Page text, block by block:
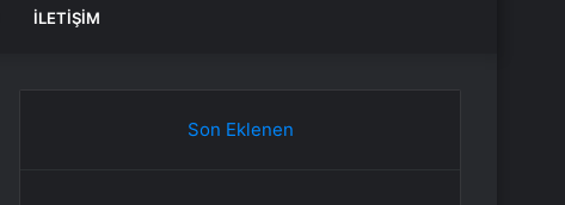
İLETIŞIM
Son Eklenen